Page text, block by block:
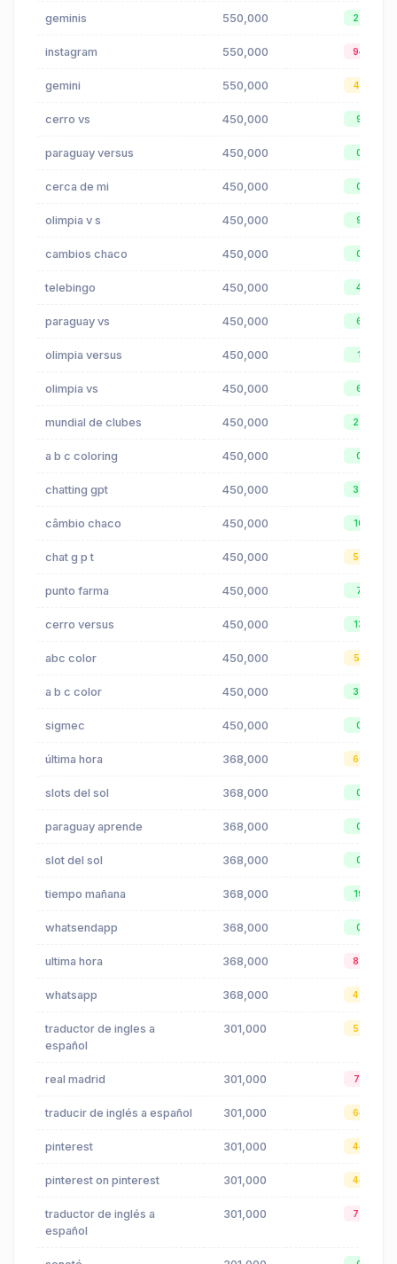
geminis 550,000 22
instagram 550,000 94
gemini 550,000 41
cerro vs 450,000 9
paraguay versus 450,000 0
cerca de mi 450,000 0
olimpia v s 450,000 9
cambios chaco 450,000 0
telebingo 450,000 4
paraguay vs 450,000 6
olimpia versus 450,000 1
olimpia vs 450,000 6
mundial de clubes 450,000 25
a b c coloring 450,000 0
chatting gpt 450,000 32
câmbio chaco 450,000 10
chat g p t 450,000 50
punto farma 450,000 7
cerro versus 450,000 13
abc color 450,000 51
a b c color 450,000 39
sigmec 450,000 0
última hora 368,000 60
slots del sol 368,000 0
paraguay aprende 368,000 0
slot del sol 368,000 0
tiempo mañana 368,000 19
whatsendapp 368,000 0
ultima hora 368,000 83
whatsapp 368,000 47
traductor de ingles a
español
301,000 58
real madrid 301,000 71
traducir de inglés a español 301,000 64
pinterest 301,000 44
pinterest on pinterest 301,000 44
traductor de inglés a
español
301,000 72